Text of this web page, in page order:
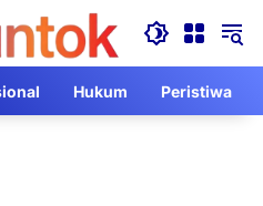
Hukum Peristiwa